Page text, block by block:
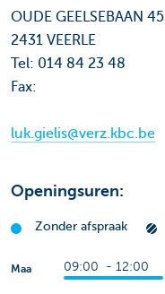
OUDE GEELSEBAAN 45
2431 VEERLE
Tel: 014 84 23 48
Fax:
luk.gielis@verz.kbc.be
Openingsuren:
Zonder afspraak
Maa 09:00 - 12:00